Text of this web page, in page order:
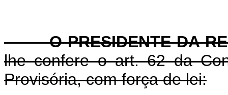
O PRESIDENTE DA
lhe confere o art. 62 da
Provisória, com força de lei: